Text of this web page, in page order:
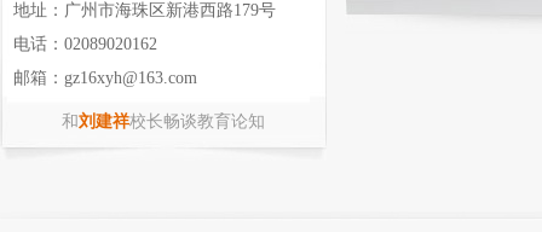
地址：广州市海珠区新港西路179号
电话：02089020162
邮箱：gz16xyh@163.com
和刘建祥校长畅谈教育论知